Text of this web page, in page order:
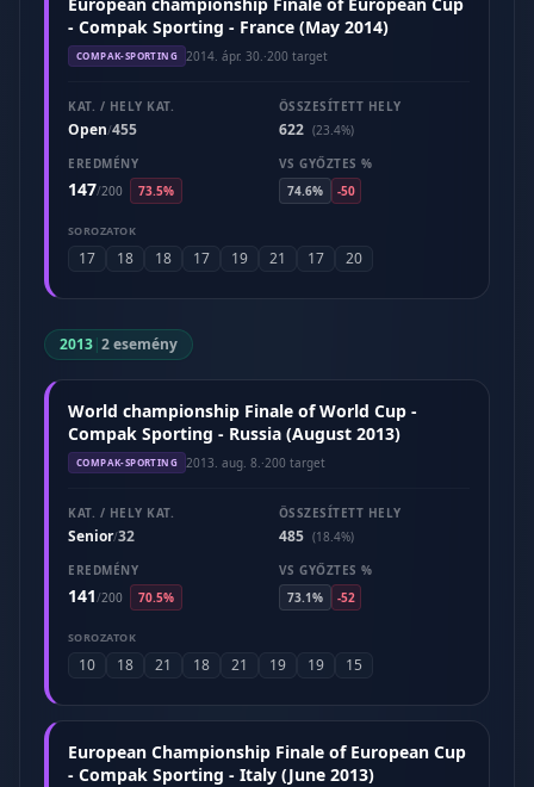
- Compak Sporting - France (May 2014)
COMPAK-SPORTING 2014. ápr. 30. ·200 target
KAT. / HELY KAT.
Open/455
ÖSSZESÍTETT HELY
622 (23.4%)
EREDMÉNY
147/200 73.5%
VS GYŐZTES %
74.6%
-50
SOROZATOK
17 18 18 17 19 21 17 20
2013|2 esemény
World championship Finale of World Cup -
Compak Sporting - Russia (August 2013)
COMPAK-SPORTING 2013. aug. 8. ·200 target
KAT. / HELY KAT.
Senior/32
ÖSSZESÍTETT HELY
485 (18.4%)
EREDMÉNY
141/200 70.5%
VS GYŐZTES %
73.1%
-52
SOROZATOK
10 18 21 18 21 19 19 15
European Championship Finale of European Cup
- Compak Sporting - Italy (June 2013)